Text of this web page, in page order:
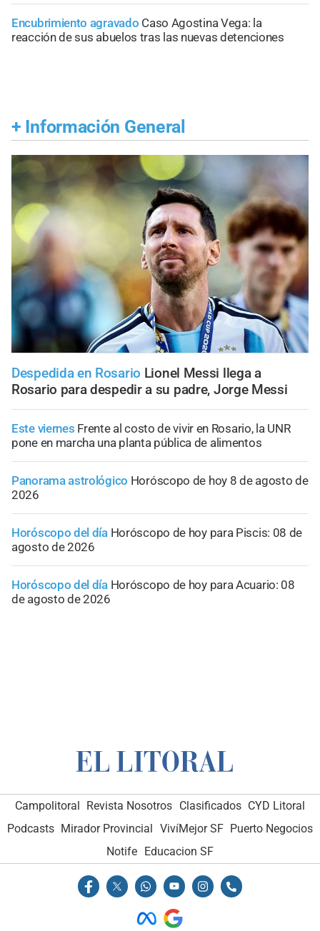
Encubrimiento agravado Caso Agostina Vega: la
reacción de sus abuelos tras las nuevas detenciones
+ Información General
Despedida en Rosario Lionel Messi llega a
Rosario para despedir a su padre, Jorge Messi
Este viernes Frente al costo de vivir en Rosario, la UNR
pone en marcha una planta pública de alimentos
Panorama astrológico Horóscopo de hoy 8 de agosto de
2026
Horóscopo del día Horóscopo de hoy para Piscis: 08 de
agosto de 2026
Horóscopo del día Horóscopo de hoy para Acuario: 08
de agosto de 2026
Campolitoral Revista Nosotros Clasificados CYD Litoral
Podcasts Mirador Provincial VivíMejor SF Puerto Negocios
Notife
Educacion SF